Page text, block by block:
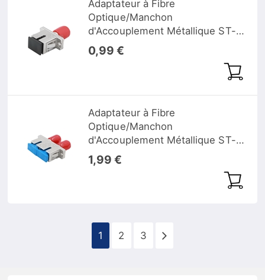
Adaptateur à Fibre
Optique/Manchon
d'Accouplement Métallique ST-
SC Hybride Simplex Monomode,
Femelle vers Femelle
0,99 €
Adaptateur à Fibre
Optique/Manchon
d'Accouplement Métallique ST-
SC Hybride Duplex, Femelle vers
Femelle
1,99 €
1 2 3